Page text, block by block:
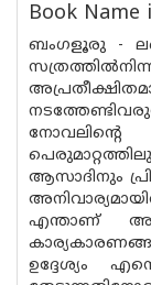
Book Name
ബംഗളൂരു -
നോവലിന്റെ
ആസാദിനും
എന്താണ്
ഉദ്ദേശ്യം